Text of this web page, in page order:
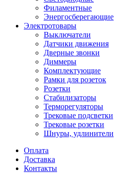
Филаментные
Энергосберегающие
Электротовары
Выключатели
Датчики движения
Дверные звонки
Диммеры
Комплектующие
Рамки для розеток
Розетки
Стабилизаторы
Терморегуляторы
Трековые подсветки
Трековые розетки
Шнуры, удлинители
Оплата
Доставка
Контакты